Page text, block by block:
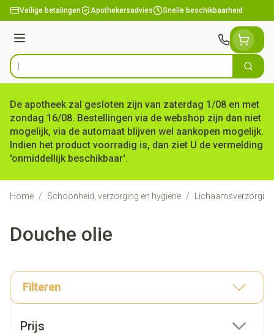
Ga naar de inhoud
Veilige betalingen Apothekersadvies Snelle beschikbaarheid
Menu
Product, merk, categorie... Zoek
De apotheek zal gesloten zijn van zaterdag 1/08 en met
zondag 16/08. Bestellingen via de webshop zijn dan niet
mogelijk, via de automaat blijven wel aankopen mogelijk.
Indien het product voorradig is, dan ziet U de vermelding
'onmiddellijk beschikbaar'.
Home / Schoonheid, verzorging en hygiëne / Lichaamsverzorging
Douche olie
Filteren
Prijs